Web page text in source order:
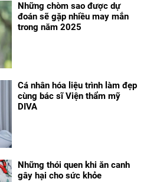
Những chòm sao được dự
đoán sẽ gặp nhiều may mắn
trong năm 2025
Cá nhân hóa liệu trình làm đẹp
cùng bác sĩ Viện thẩm mỹ
DIVA
Những thói quen khi ăn canh
gây hại cho sức khỏe